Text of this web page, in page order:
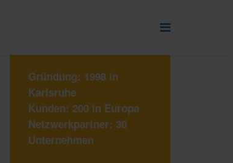
Gründung: 1998 in
Karlsruhe
Kunden: 200 in Europa
Netzwerkpartner: 30
Unternehmen